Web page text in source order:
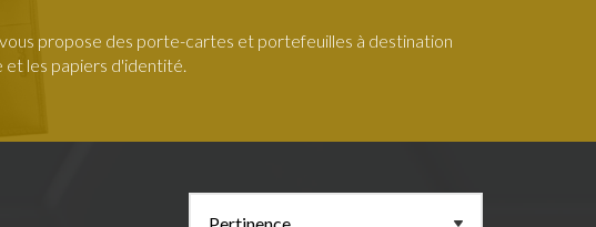
propose des porte-cartes et portefeuilles à destination
les papiers d'identité.